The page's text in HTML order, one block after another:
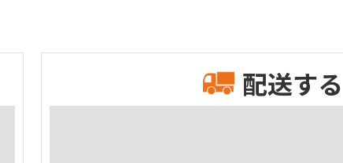
配送する